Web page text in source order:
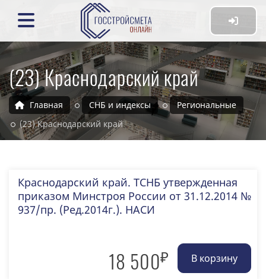
(23) Краснодарский край
Главная СНБ и индексы
Региональные
(23) Краснодарский край
Краснодарский край. ТСНБ утвержденная
приказом Минстроя России от 31.12.2014 №
937/пр. (Ред.2014г.). НАСИ
18 500₽